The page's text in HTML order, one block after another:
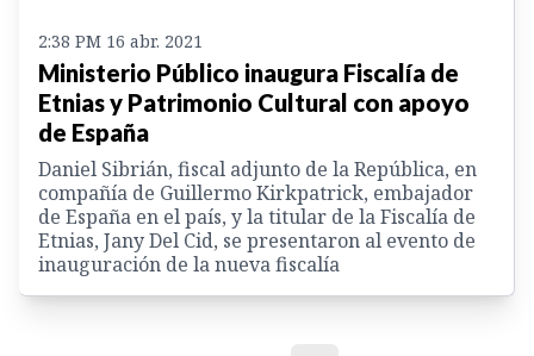
2:38 PM 16 abr. 2021
Ministerio Público inaugura Fiscalía de
Etnias y Patrimonio Cultural con apoyo
de España
Daniel Sibrián, fiscal adjunto de la República, en
compañía de Guillermo Kirkpatrick, embajador
de España en el país, y la titular de la Fiscalía de
Etnias, Jany Del Cid, se presentaron al evento de
inauguración de la nueva fiscalía